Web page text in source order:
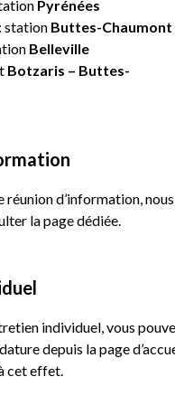
Pyrénées
station Buttes-Chaumont
Belleville
Botzaris – Buttes-
réunion d’information, nous
la page dédiée.
individuel, vous
depuis la page
cet effet.